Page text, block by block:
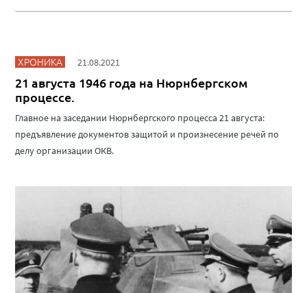
ХРОНИКА 21.08.2021
21 августа 1946 года на Нюрнбергском
процессе.
Главное на заседании Нюрнбергского процесса 21 августа:
предъявление документов защитой и произнесение речей по
делу организации ОКВ.